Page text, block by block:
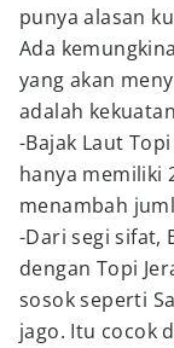
punya alasan
Ada
yang akan
adalah
-Bajak Laut
hanya memiliki
menambah
-Dari segi sifat,
dengan Topi
sosok seperti
jago. Itu cocok